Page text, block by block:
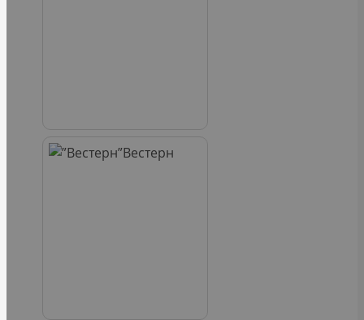
Вестерн